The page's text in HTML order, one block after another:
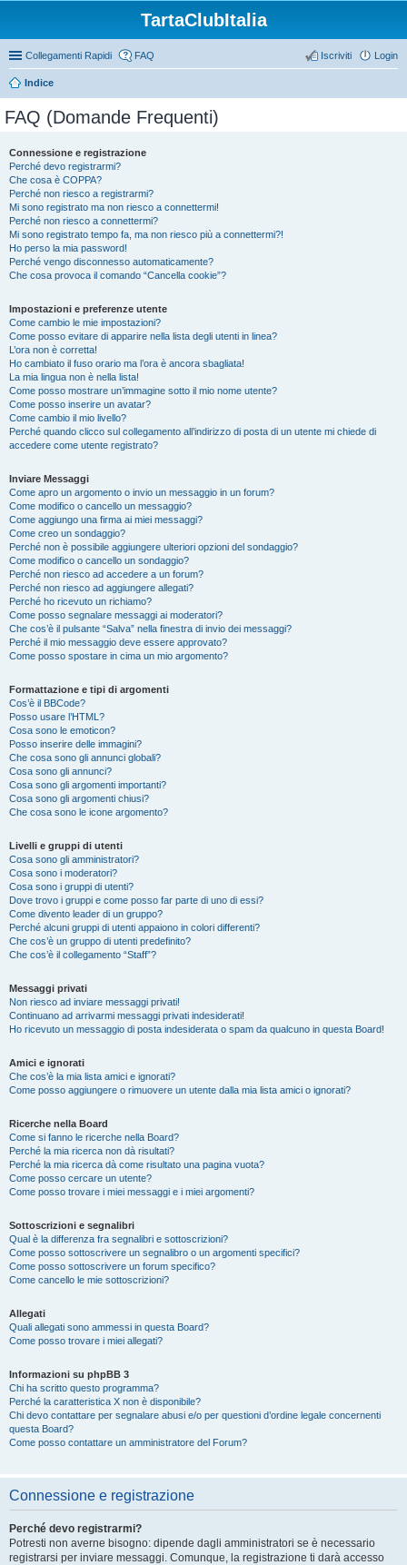
TartaClubItalia
Collegamenti Rapidi FAQ Login
Iscriviti
Indice
FAQ (Domande Frequenti)
Connessione e registrazione
Perché devo registrarmi?
Che cosa è COPPA?
Perché non riesco a registrarmi?
Mi sono registrato ma non riesco a connettermi!
Perché non riesco a connettermi?
Mi sono registrato tempo fa, ma non riesco più a connettermi?!
Ho perso la mia password!
Perché vengo disconnesso automaticamente?
Che cosa provoca il comando “Cancella cookie”?
Impostazioni e preferenze utente
Come cambio le mie impostazioni?
Come posso evitare di apparire nella lista degli utenti in linea?
L’ora non è corretta!
Ho cambiato il fuso orario ma l’ora è ancora sbagliata!
La mia lingua non è nella lista!
Come posso mostrare un’immagine sotto il mio nome utente?
Come posso inserire un avatar?
Come cambio il mio livello?
Perché quando clicco sul collegamento all’indirizzo di posta di un utente mi chiede di
accedere come utente registrato?
Inviare Messaggi
Come apro un argomento o invio un messaggio in un forum?
Come modifico o cancello un messaggio?
Come aggiungo una firma ai miei messaggi?
Come creo un sondaggio?
Perché non è possibile aggiungere ulteriori opzioni del sondaggio?
Come modifico o cancello un sondaggio?
Perché non riesco ad accedere a un forum?
Perché non riesco ad aggiungere allegati?
Perché ho ricevuto un richiamo?
Come posso segnalare messaggi ai moderatori?
Che cos’è il pulsante “Salva” nella finestra di invio dei messaggi?
Perché il mio messaggio deve essere approvato?
Come posso spostare in cima un mio argomento?
Formattazione e tipi di argomenti
Cos’è il BBCode?
Posso usare l’HTML?
Cosa sono le emoticon?
Posso inserire delle immagini?
Che cosa sono gli annunci globali?
Cosa sono gli annunci?
Cosa sono gli argomenti importanti?
Cosa sono gli argomenti chiusi?
Che cosa sono le icone argomento?
Livelli e gruppi di utenti
Cosa sono gli amministratori?
Cosa sono i moderatori?
Cosa sono i gruppi di utenti?
Dove trovo i gruppi e come posso far parte di uno di essi?
Come divento leader di un gruppo?
Perché alcuni gruppi di utenti appaiono in colori differenti?
Che cos’è un gruppo di utenti predefinito?
Che cos’è il collegamento “Staff”?
Messaggi privati
Non riesco ad inviare messaggi privati!
Continuano ad arrivarmi messaggi privati indesiderati!
Ho ricevuto un messaggio di posta indesiderata o spam da qualcuno in questa Board!
Amici e ignorati
Che cos’è la mia lista amici e ignorati?
Come posso aggiungere o rimuovere un utente dalla mia lista amici o ignorati?
Ricerche nella Board
Come si fanno le ricerche nella Board?
Perché la mia ricerca non dà risultati?
Perché la mia ricerca dà come risultato una pagina vuota?
Come posso cercare un utente?
Come posso trovare i miei messaggi e i miei argomenti?
Sottoscrizioni e segnalibri
Qual è la differenza fra segnalibri e sottoscrizioni?
Come posso sottoscrivere un segnalibro o un argomenti specifici?
Come posso sottoscrivere un forum specifico?
Come cancello le mie sottoscrizioni?
Allegati
Quali allegati sono ammessi in questa Board?
Come posso trovare i miei allegati?
Informazioni su phpBB 3
Chi ha scritto questo programma?
Perché la caratteristica X non è disponibile?
Chi devo contattare per segnalare abusi e/o per questioni d’ordine legale concernenti
questa Board?
Come posso contattare un amministratore del Forum?
Connessione e registrazione
Perché devo registrarmi?
Potresti non averne bisogno: dipende dagli amministratori se è necessario
registrarsi per inviare messaggi. Comunque, la registrazione ti darà accesso